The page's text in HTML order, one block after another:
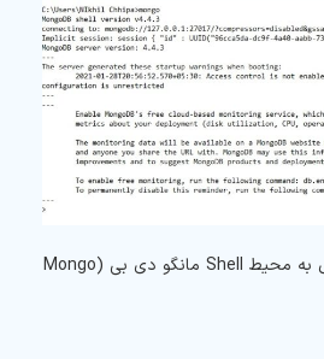
در این مرحله، برای اتصال به محیط Shell مانگو دی بی (Mongo